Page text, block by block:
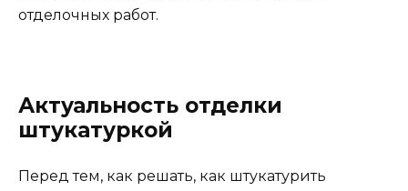
отделочных работ.
Актуальность отделки
штукатуркой
Перед тем, как решать, как штукатурить